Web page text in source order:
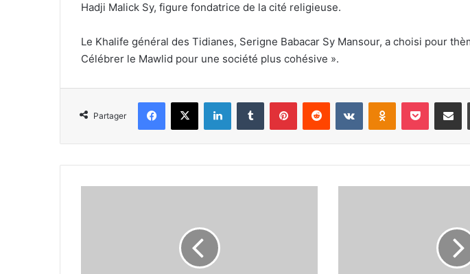
Hadji Malick Sy, figure fondatrice de la cité religieuse.
Le Khalife général des Tidianes, Serigne Babacar Sy Mansour, a choisi pour
Célébrer le Mawlid pour une société plus cohésive ».
Partager
Facebook
X LinkedinTumblr PinterestReddit VKontakteOdnoklassniki
Pocket